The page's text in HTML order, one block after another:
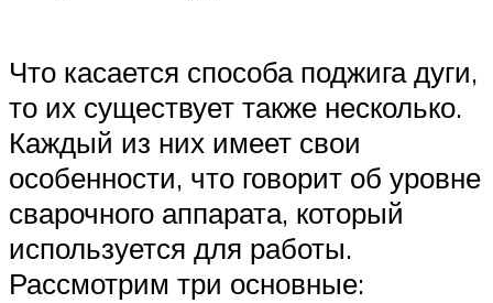
Что касается способа поджига дуги,
то их существует также несколько.
Каждый из них имеет свои
особенности, что говорит об уровне
сварочного аппарата, который
используется для работы.
Рассмотрим три основные: